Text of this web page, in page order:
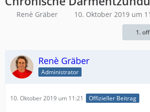
Renè Gräber 10. Oktober 2019 um
1.
Renè Gräber
Administrator
10. Oktober 2019 um 11:21 Offizieller Beitrag